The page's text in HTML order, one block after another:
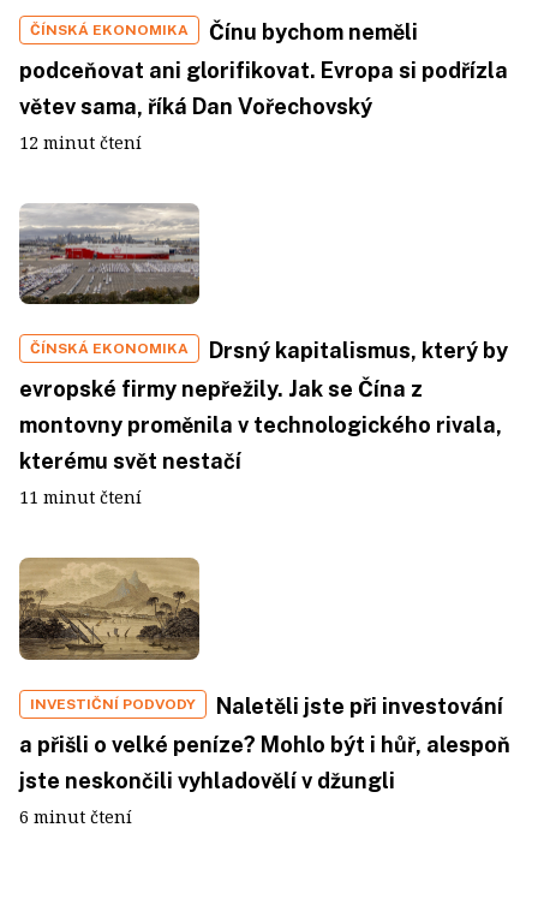
ČÍNSKÁ EKONOMIKA
Čínu bychom neměli
podceňovat ani glorifikovat. Evropa si podřízla
větev sama, říká Dan Vořechovský
12 minut čtení
ČÍNSKÁ EKONOMIKA
Drsný kapitalismus, který by
evropské firmy nepřežily. Jak se Čína z
montovny proměnila v technologického rivala,
kterému svět nestačí
11 minut čtení
INVESTIČNÍ PODVODY
Naletěli jste při investování
a přišli o velké peníze? Mohlo být i hůř, alespoň
jste neskončili vyhladovělí v džungli
6 minut čtení